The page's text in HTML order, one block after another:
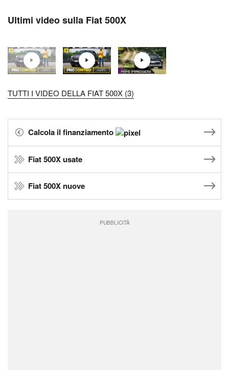
Ultimi video sulla Fiat 500X
TUTTI I VIDEO DELLA FIAT 500X (3)
Calcola il finanziamento
Fiat 500X usate
Fiat 500X nuove
PUBBLICITÀ